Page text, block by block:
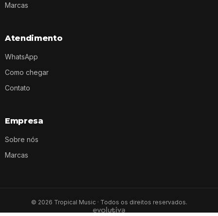
Marcas
Atendimento
WhatsApp
Como chegar
Contato
Empresa
Sobre nós
Marcas
© 2026 Tropical Music · Todos os direitos reservados.